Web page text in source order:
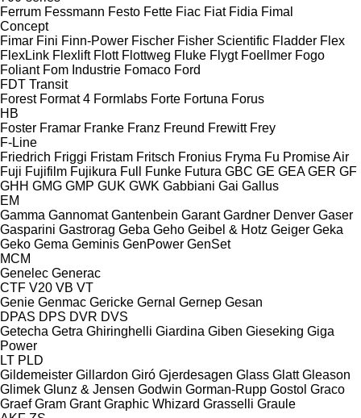
Ferrum Fessmann Festo Fette Fiac Fiat Fidia Fimal
Concept
Fimar Fini Finn-Power Fischer Fisher Scientific Fladder Flex
FlexLink Flexlift Flott Flottweg Fluke Flygt Foellmer Fogo
Foliant Fom Industrie Fomaco Ford
FDT Transit
Forest Format 4 Formlabs Forte Fortuna Forus
HB
Foster Framar Franke Franz Freund Frewitt Frey
F-Line
Friedrich Friggi Fristam Fritsch Fronius Fryma Fu Promise Air
Fuji Fujifilm Fujikura Full Funke Futura GBC GE GEA GER GF
GHH GMG GMP GUK GWK Gabbiani Gai Gallus
EM
Gamma Gannomat Gantenbein Garant Gardner Denver Gaser
Gasparini Gastrorag Geba Geho Geibel & Hotz Geiger Geka
Geko Gema Geminis GenPower GenSet
MCM
Genelec Generac
CTF V20 VB VT
Genie Genmac Gericke Gernal Gernep Gesan
DPAS DPS DVR DVS
Getecha Getra Ghiringhelli Giardina Giben Gieseking Giga
Power
LT PLD
Gildemeister Gillardon Giró Gjerdesagen Glass Glatt Gleason
Glimek Glunz & Jensen Godwin Gorman-Rupp Gostol Graco
Graef Gram Grant Graphic Whizard Grasselli Graule